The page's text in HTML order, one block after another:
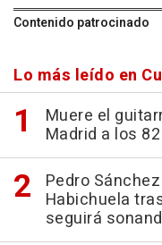
Contenido patrocinado
Lo más leído en
Muere el
Madrid a los
Pedro
Habichuela
seguirá